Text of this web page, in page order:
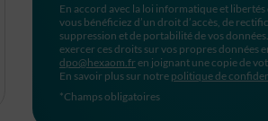
En accord avec la loi informatique et libertés
vous bénéficiez d’un droit d’accès, de
suppression et de portabilité de vos
exercer ces droits sur vos propres données
dpo@hexaom.fr en joignant une copie de
En savoir plus sur notre politique de
*Champs obligatoires